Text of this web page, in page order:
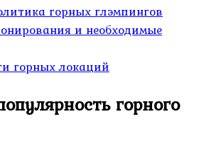
горных глэмпингов
и необходимые
горных локаций
горного